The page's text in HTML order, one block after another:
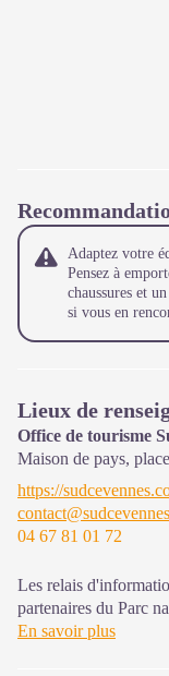
Adaptez votre
Pensez à
chaussures et
si vous en
Lieux de
Office de tourisme
Maison de pays,
https://
04 67 81 01 72
Les relais
partenaires du Parc
l'information et la
En savoir plus